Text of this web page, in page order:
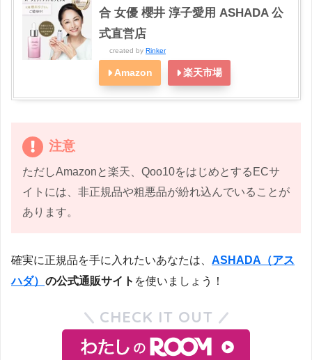
合 女優 櫻井 淳子愛用 ASHADA 公
式直営店
created by Rinker
Amazon 楽天市場
注意
ただしAmazonと楽天、Qoo10をはじめとするECサ
イトには、非正規品や粗悪品が紛れ込んでいることが
あります。
確実に正規品を手に入れたいあなたは、 ASHADA（アス
ハダ） の公式通販サイト を使いましょう！
CHECK IT OUT